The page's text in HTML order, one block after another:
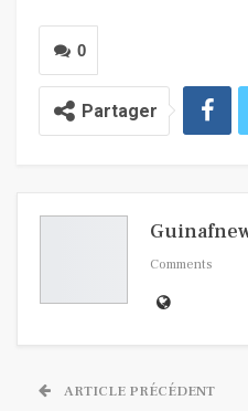
0
Partager
Comments
ARTICLE PRÉCÉDENT